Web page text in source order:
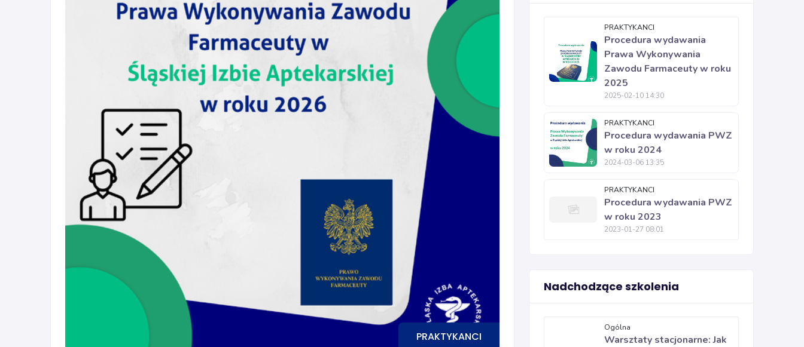
PRAKTYKANCI
PRAKTYKANCI
Procedura wydawania
Prawa Wykonywania
Zawodu Farmaceuty w roku
2025
2025-02-10 14:30
PRAKTYKANCI
Procedura wydawania PWZ
w roku 2024
2024-03-06 13:35
PRAKTYKANCI
Procedura wydawania PWZ
w roku 2023
2023-01-27 08:01
Nadchodzące szkolenia
Ogólna
Warsztaty stacjonarne: Jak